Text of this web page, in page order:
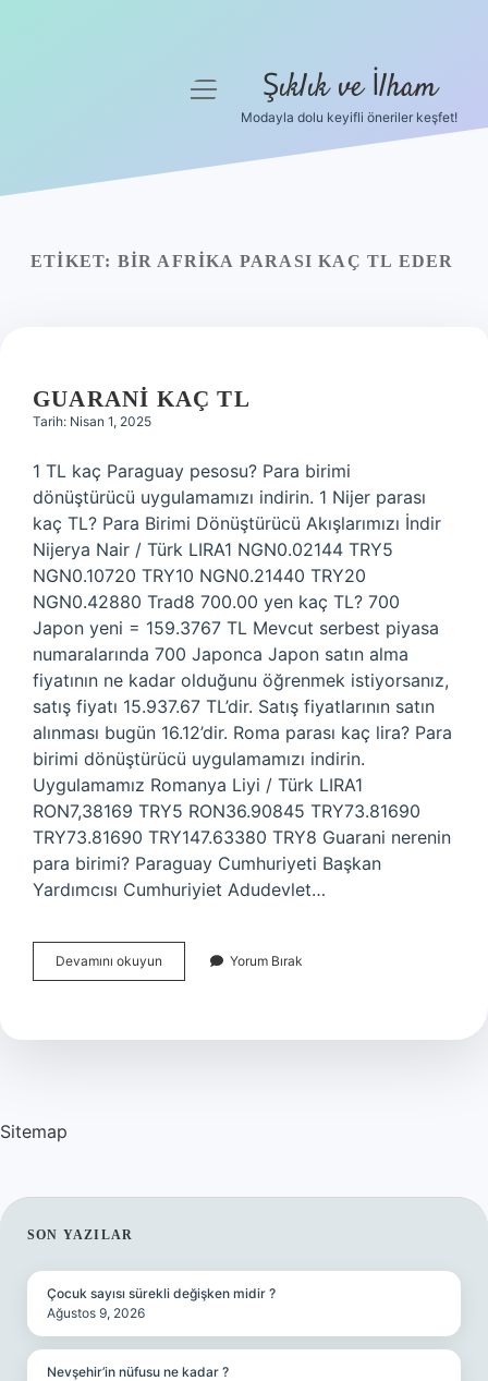
Yasal Uyarı
menüyü
Şıklık ve İlham
Modayla dolu keyifli öneriler keşfet!
ETIKET: BIR AFRIKA PARASI KAÇ TL EDER
GUARANI KAÇ TL
Tarih: Nisan 1, 2025
1 TL kaç Paraguay pesosu? Para birimi
dönüştürücü uygulamamızı indirin. 1 Nijer parası
kaç TL? Para Birimi Dönüştürücü Akışlarımızı İndir
Nijerya Nair / Türk LIRA1 NGN0.02144 TRY5
NGN0.10720 TRY10 NGN0.21440 TRY20
NGN0.42880 Trad8 700.00 yen kaç TL? 700
Japon yeni = 159.3767 TL Mevcut serbest piyasa
numaralarında 700 Japonca Japon satın alma
fiyatının ne kadar olduğunu öğrenmek istiyorsanız,
satış fiyatı 15.937.67 TL’dir. Satış fiyatlarının satın
alınması bugün 16.12’dir. Roma parası kaç lira? Para
birimi dönüştürücü uygulamamızı indirin.
Uygulamamız Romanya Liyi / Türk LIRA1
RON7,38169 TRY5 RON36.90845 TRY73.81690
TRY73.81690 TRY147.63380 TRY8 Guarani nerenin
para birimi? Paraguay Cumhuriyeti Başkan
Yardımcısı Cumhuriyiet Adudevlet…
Devamını okuyun
Kaç
Yorum Bırak
Sitemap
SIDEBAR
SON YAZILAR
Çocuk sayısı sürekli değişken midir ?
Ağustos 9, 2026
Nevşehir’in nüfusu ne kadar ?